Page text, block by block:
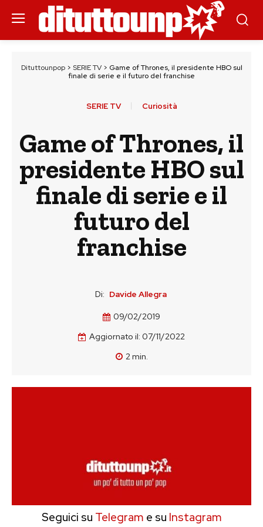
Dituttounpop> SERIE TV> Game of Thrones, il presidente HBO sul
finale di serie e il futuro del franchise
SERIE TV Curiosità
Game of Thrones, il
presidente HBO sul
finale di serie e il
futuro del
franchise
Di: Davide Allegra
09/02/2019
Aggiornato il: 07/11/2022
2min.
Seguici su Telegram e su Instagram